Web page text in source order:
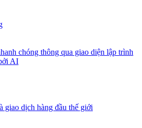
chóng thông qua giao diện lập trình
AI
giao dịch hàng đầu thế giới